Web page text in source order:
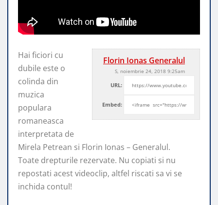
Florin Ionas Generalul
S, noiembrie 24, 2018 9:25am
URL:
Embed:
Hai ficiori cu
dubile este o
colinda din
muzica
populara
romaneasca
interpretata de
Mirela Petrean si Florin Ionas – Generalul.
Toate drepturile rezervate. Nu copiati si nu
repostati acest videoclip, altfel riscati sa vi se
inchida contul!